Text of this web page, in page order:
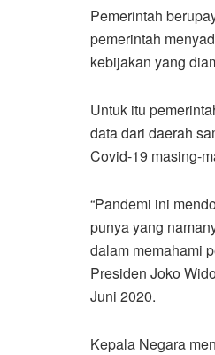
Pemerintah
pemerintah
kebijakan yang
Untuk itu
data dari daerah
Covid-19 masing-
“Pandemi ini
punya yang
dalam memahami
Presiden Joko
Juni 2020.
Kepala Negara